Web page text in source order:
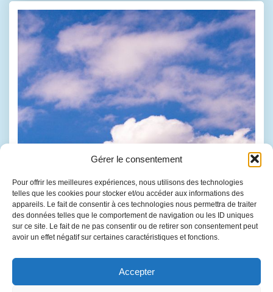
Gérer le consentement
Pour offrir les meilleures expériences, nous utilisons des technologies
telles que les cookies pour stocker et/ou accéder aux informations des
appareils. Le fait de consentir à ces technologies nous permettra de traiter
des données telles que le comportement de navigation ou les ID uniques
sur ce site. Le fait de ne pas consentir ou de retirer son consentement peut
avoir un effet négatif sur certaines caractéristiques et fonctions.
Accepter